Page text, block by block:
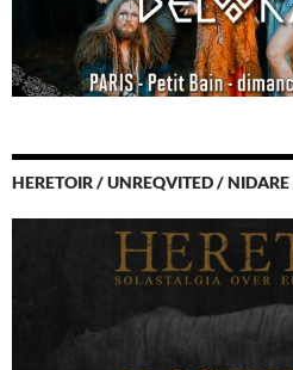
HERETOIR / UNREQVITED /